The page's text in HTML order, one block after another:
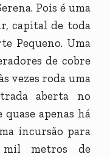
Pois é uma
capital de toda
Pequeno. Uma
de cobre
vezes roda uma
aberta no
apenas há
incursão para
mil metros de